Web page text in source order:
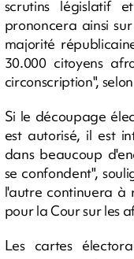
scrutins législatif
prononcera ainsi
majorité
30.000 citoyens
circonscription",
Si le découpage
est autorisé, il est
dans beaucoup
se confondent",
l'autre continuera à
pour la Cour sur les
Les cartes